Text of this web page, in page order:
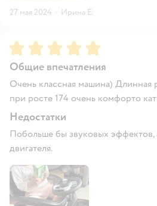
27 мая 2024 · Ирина Е.
Рейтинг:5
Общие впечатления
Очень классная машина) Длинная
при росте 174 очень комфорто
Недостатки
Побольше бы звуковых эффектов,
двигателя.